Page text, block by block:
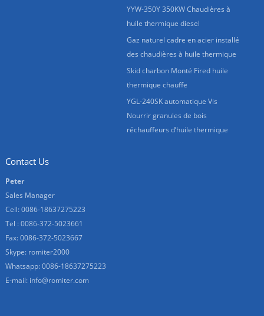
YYW-350Y 350KW Chaudières à
huile thermique diesel
Gaz naturel cadre en acier installé
des chaudières à huile thermique
Skid charbon Monté Fired huile
thermique chauffe
YGL-240SK automatique Vis
Nourrir granules de bois
réchauffeurs d’huile thermique
Contact Us
Peter
Sales Manager
Cell: 0086-18637275223
Tel : 0086-372-5023661
Fax: 0086-372-5023667
Skype: romiter2000
Whatsapp:0086-18637275223
E-mail: info@romiter.com